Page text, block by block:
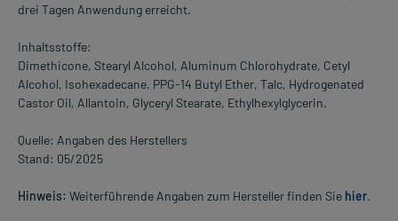
drei Tagen Anwendung erreicht.
Inhaltsstoffe:
Dimethicone, Stearyl Alcohol, Aluminum Chlorohydrate, Cetyl
Alcohol, Isohexadecane, PPG-14 Butyl Ether, Talc, Hydrogenated
Castor Oil, Allantoin, Glyceryl Stearate, Ethylhexylglycerin.
Quelle: Angaben des Herstellers
Stand: 05/2025
Hinweis: Weiterführende Angaben zum Hersteller finden Sie hier.